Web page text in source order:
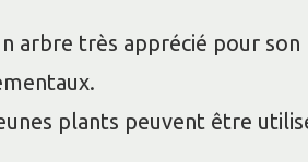
arbre très apprécié pour
plants peuvent être